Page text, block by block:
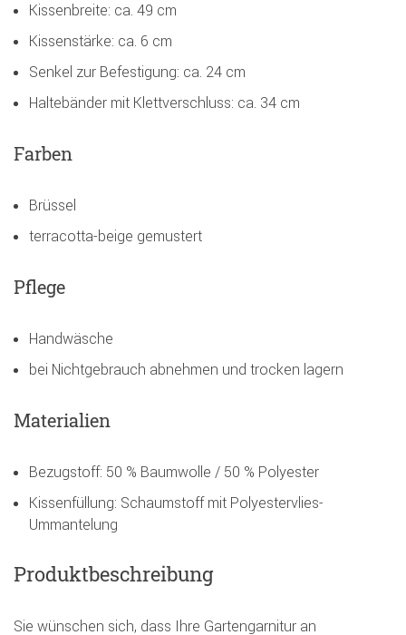
Kissenbreite: ca. 49 cm
Kissenstärke: ca. 6 cm
Senkel zur Befestigung: ca. 24 cm
Haltebänder mit Klettverschluss: ca. 34 cm
Farben
Brüssel
terracotta-beige gemustert
Pflege
Handwäsche
bei Nichtgebrauch abnehmen und trocken lagern
Materialien
Bezugstoff: 50 % Baumwolle / 50 % Polyester
Kissenfüllung: Schaumstoff mit Polyestervlies-
Ummantelung
Produktbeschreibung
Sie wünschen sich, dass Ihre Gartengarnitur an